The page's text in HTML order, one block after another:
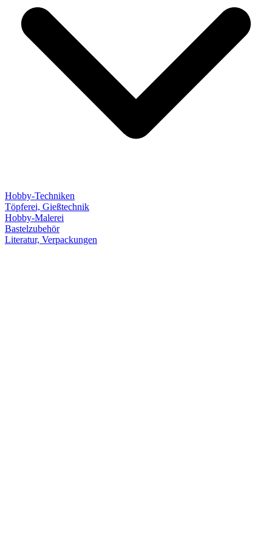
Hobby-Techniken
Töpferei, Gießtechnik
Hobby-Malerei
Bastelzubehör
Literatur, Verpackungen